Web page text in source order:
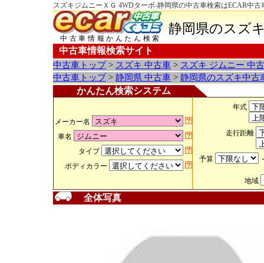
スズキジムニーＸＧ 4WDターボ-静岡県の中古車検索はECAR中古
中古車情報かんたん検索
静岡県のスズ
中古車情報検索サイト
中古車トップ> スズキ 中古車 > スズキ ジムニー 中
中古車トップ> 静岡県 中古車 > 静岡県のスズキ中古
かんたん検索システム
メーカー名
車名
タイプ
ボディカラー
年式
走行距離
予算
地域
全体写真